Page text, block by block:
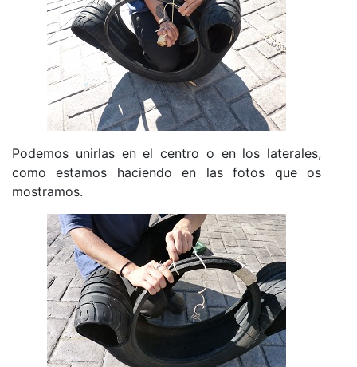
Podemos unirlas en el centro o en los laterales,
como estamos haciendo en las fotos que os
mostramos.